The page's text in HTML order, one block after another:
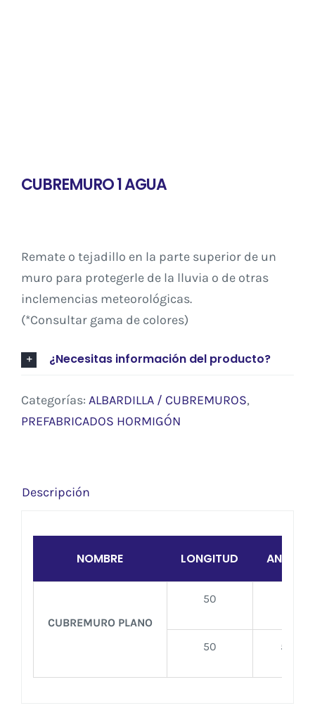
CUBREMURO 1 AGUA
Remate o tejadillo en la parte superior de un
muro para protegerle de la lluvia o de otras
inclemencias meteorológicas.
(*Consultar gama de colores)
¿Necesitas información del producto?
Categorías: ALBARDILLA / CUBREMUROS,
PREFABRICADOS HORMIGÓN
Descripción
NOMBRE LONGITUD ANCHO
CUBREMURO PLANO
50
50 50